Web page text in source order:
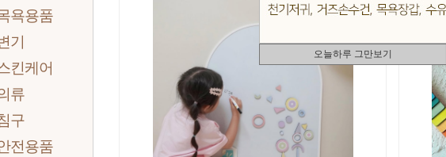
욕용품
기
킨케어
류
구
전용품
오늘하루 그만보기